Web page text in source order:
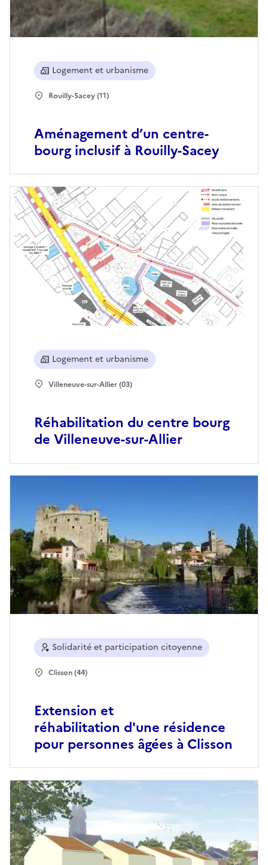
Aménagement d’un centre-
bourg inclusif à Rouilly-Sacey
Logement et urbanisme
Rouilly-Sacey (11)
Réhabilitation du centre bourg
de Villeneuve-sur-Allier
Logement et urbanisme
Villeneuve-sur-Allier (03)
Extension et
réhabilitation d'une résidence
pour personnes âgées à Clisson
Solidarité et participation citoyenne
Clisson (44)